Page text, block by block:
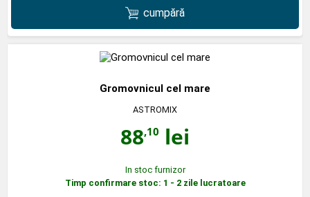
cumpără
Gromovnicul cel mare
ASTROMIX
88,10 lei
In stoc furnizor
Timp confirmare stoc: 1 - 2 zile lucratoare